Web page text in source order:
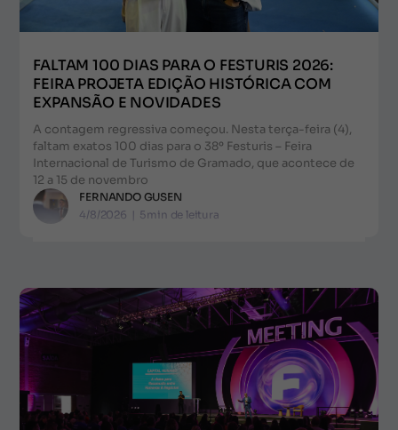
FALTAM 100 DIAS PARA O FESTURIS 2026:
FEIRA PROJETA EDIÇÃO HISTÓRICA COM
EXPANSÃO E NOVIDADES
A contagem regressiva começou. Nesta terça-feira (4),
faltam exatos 100 dias para o 38º Festuris – Feira
Internacional de Turismo de Gramado, que acontece de
12 a 15 de novembro
FERNANDO GUSEN
4/8/2026 | 5min de leitura